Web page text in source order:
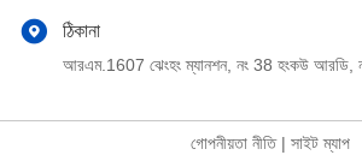
ঠিকানা
আরএম.1607 ঝেংহং ম্যানশন, নং 38 হংকউ আরডি,
গোপনীয়তা নীতি| সাইট ম্যাপ